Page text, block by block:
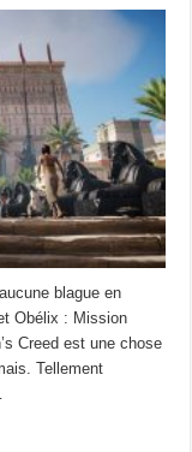
blague en
Obélix : Mission
Creed est une chose
Tellement